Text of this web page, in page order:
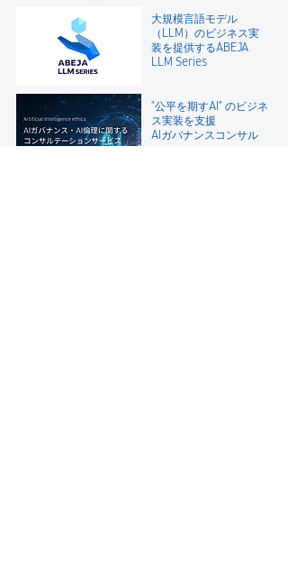
大規模言語モデル
（LLM）のビジネス実
装を提供するABEJA
LLM Series
"公平を期すAI" のビジネ
ス実装を支援
AIガバナンスコンサル